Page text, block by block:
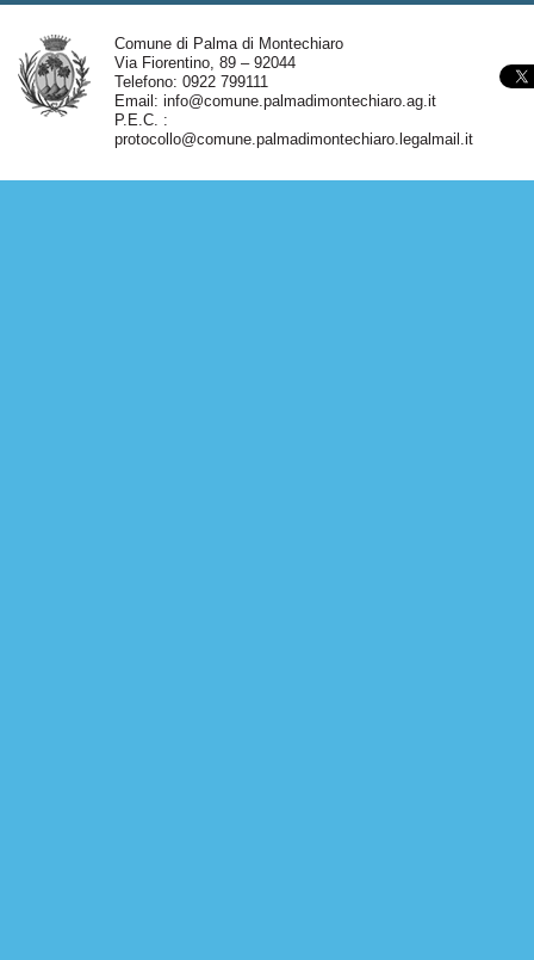
Comune di Palma di Montechiaro
Via Fiorentino, 89 – 92044
Telefono: 0922 799111
Email: info@comune.palmadimontechiaro.ag.it
P.E.C. :
protocollo@comune.palmadimontechiaro.legalmail.it